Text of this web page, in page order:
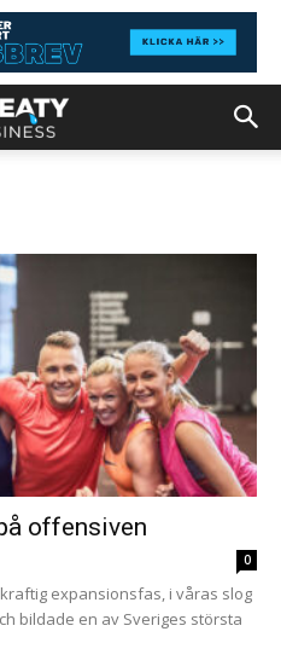
offensiven
0
expansionsfas, i våras slog
bildade en av Sveriges största